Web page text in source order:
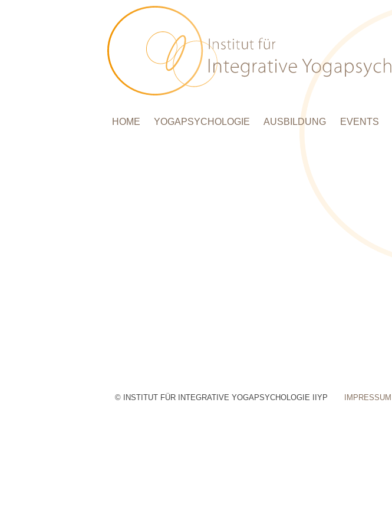
HOME YOGAPSYCHOLOGIE AUSBILDUNG EVENTS
© INSTITUT FÜR INTEGRATIVE YOGAPSYCHOLOGIE IIYP IMPRESSUM